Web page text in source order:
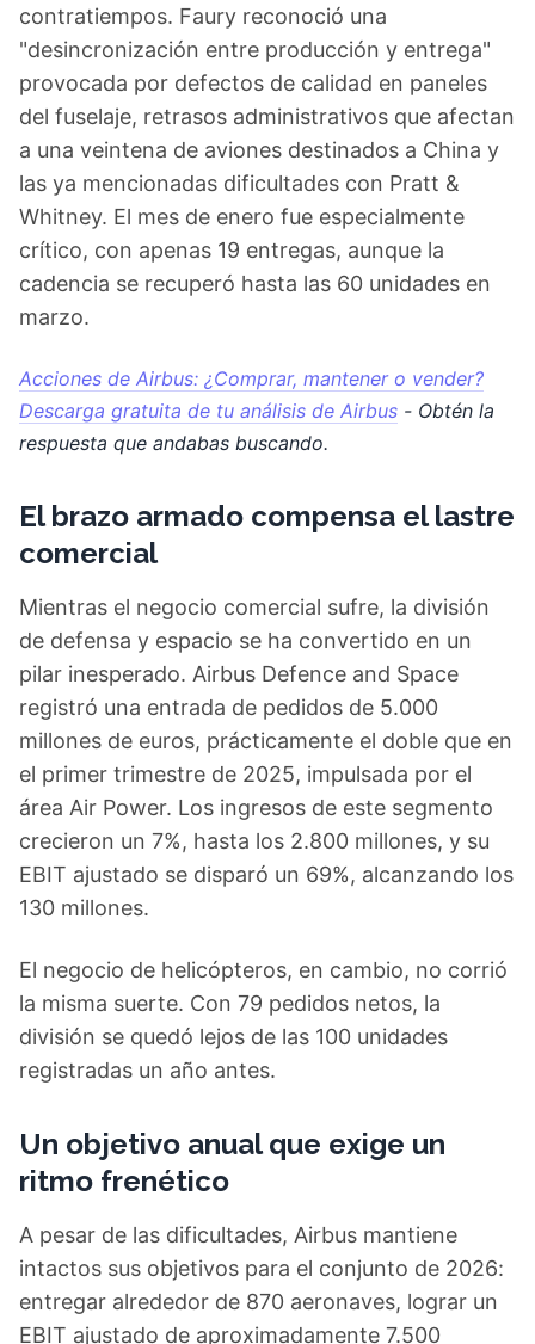
contratiempos. Faury reconoció una
"desincronización entre producción y entrega"
provocada por defectos de calidad en paneles
del fuselaje, retrasos administrativos que afectan
a una veintena de aviones destinados a China y
las ya mencionadas dificultades con Pratt &
Whitney. El mes de enero fue especialmente
crítico, con apenas 19 entregas, aunque la
cadencia se recuperó hasta las 60 unidades en
marzo.
Acciones de Airbus: ¿Comprar, mantener o vender?
Descarga gratuita de tu análisis de Airbus - Obtén la
respuesta que andabas buscando.
El brazo armado compensa el lastre
comercial
Mientras el negocio comercial sufre, la división
de defensa y espacio se ha convertido en un
pilar inesperado. Airbus Defence and Space
registró una entrada de pedidos de 5.000
millones de euros, prácticamente el doble que en
el primer trimestre de 2025, impulsada por el
área Air Power. Los ingresos de este segmento
crecieron un 7%, hasta los 2.800 millones, y su
EBIT ajustado se disparó un 69%, alcanzando los
130 millones.
El negocio de helicópteros, en cambio, no corrió
la misma suerte. Con 79 pedidos netos, la
división se quedó lejos de las 100 unidades
registradas un año antes.
Un objetivo anual que exige un
ritmo frenético
A pesar de las dificultades, Airbus mantiene
intactos sus objetivos para el conjunto de 2026:
entregar alrededor de 870 aeronaves, lograr un
EBIT ajustado de aproximadamente 7.500